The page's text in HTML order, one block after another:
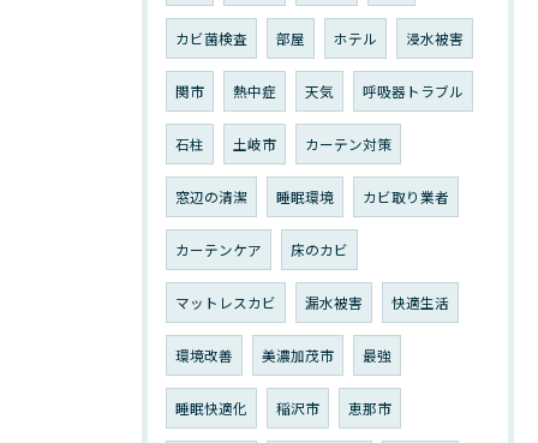
カビ菌検査 部屋 ホテル 浸水被害
関市 熱中症 天気 呼吸器トラブル
石柱 土岐市 カーテン対策
窓辺の清潔 睡眠環境 カビ取り業者
カーテンケア 床のカビ
マットレスカビ 漏水被害 快適生活
環境改善 美濃加茂市 最強
睡眠快適化 稲沢市 恵那市